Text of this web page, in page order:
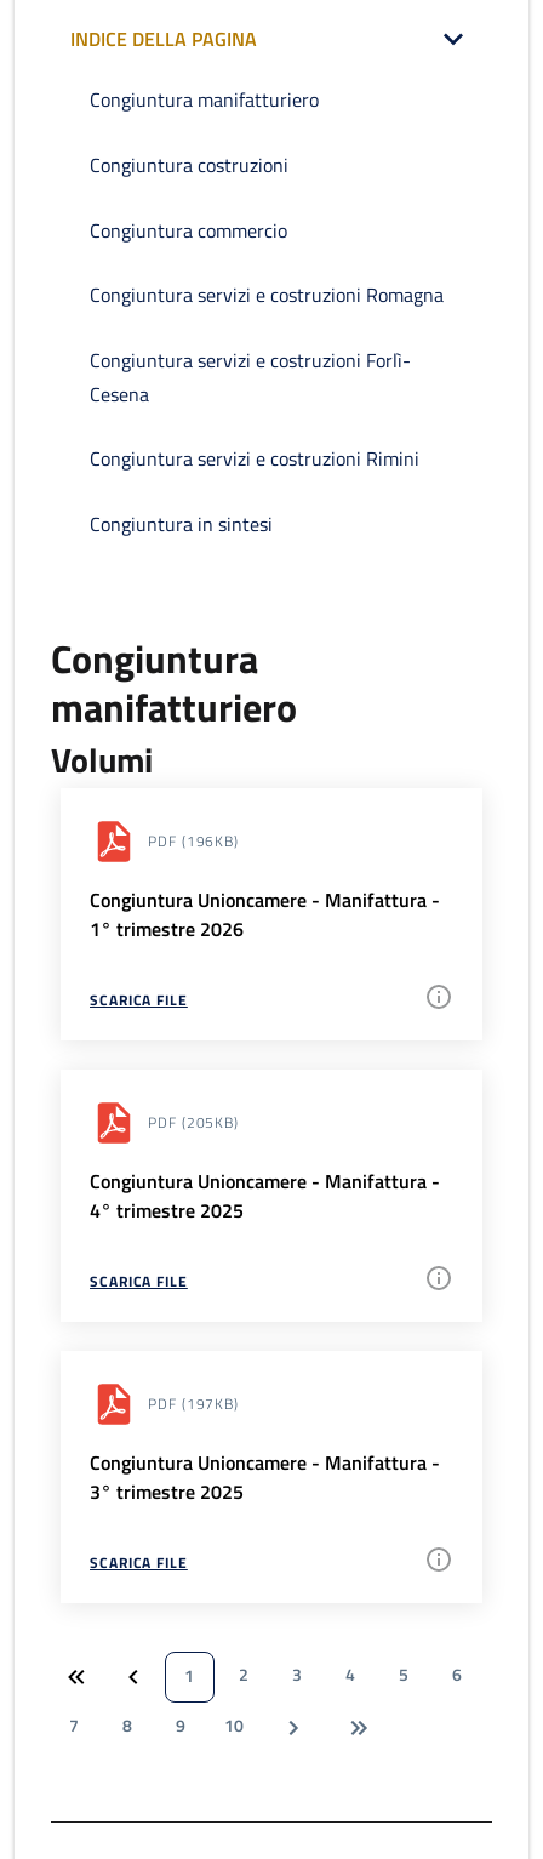
INDICE DELLA PAGINA
Congiuntura manifatturiero
Congiuntura costruzioni
Congiuntura commercio
Congiuntura servizi e costruzioni Romagna
Congiuntura servizi e costruzioni Forlì-
Cesena
Congiuntura servizi e costruzioni Rimini
Congiuntura in sintesi
Congiuntura
manifatturiero
Volumi
PDF (196KB)
Congiuntura Unioncamere - Manifattura -
1° trimestre 2026
SCARICA FILE
PDF (205KB)
Congiuntura Unioncamere - Manifattura -
4° trimestre 2025
SCARICA FILE
PDF (197KB)
Congiuntura Unioncamere - Manifattura -
3° trimestre 2025
SCARICA FILE
1 2 3 4 5
6
7
8 9 10